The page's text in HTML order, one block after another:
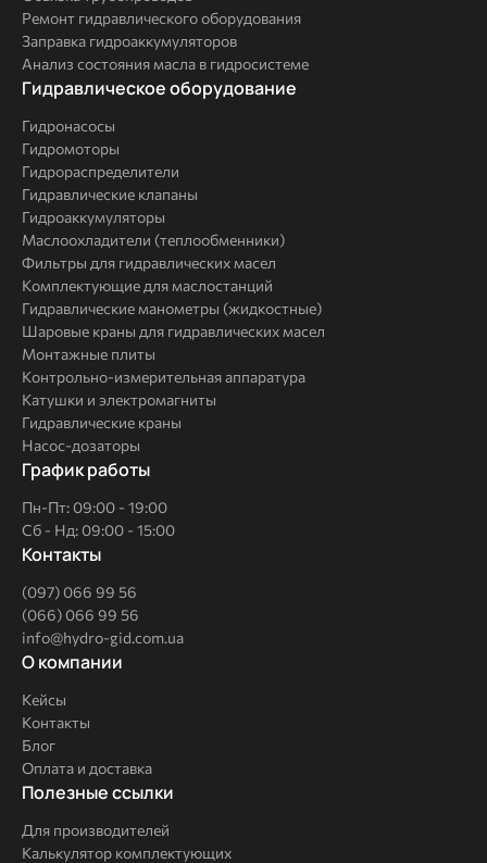
Ремонт гидравлического оборудования
Заправка гидроаккумуляторов
Анализ состояния масла в гидросистеме
Комплексные
Гидравлическое оборудование
Гидронасосы
Гидромоторы
Гидрораспределители
Гидравлические клапаны
Гидроаккумуляторы
Маслоохладители (теплообменники)
Фильтры для гидравлических масел
Комплектующие для маслостанций
Гидравлические манометры (жидкостные)
Шаровые краны для гидравлических масел
Монтажные плиты
Контрольно-измерительная аппаратура
Катушки и электромагниты
Гидравлические краны
Насос-дозаторы
График работы
Пн-Пт: 09:00 - 19:00
Сб - Нд: 09:00 - 15:00
Контакты
(097) 066 99 56
(066) 066 99 56
info@hydro-gid.com.ua
О
компании
О компании
Кейсы
Контакты
Блог
Оплата и доставка
Полезные
Полезные ссылки
Для производителей
Калькулятор комплектующих